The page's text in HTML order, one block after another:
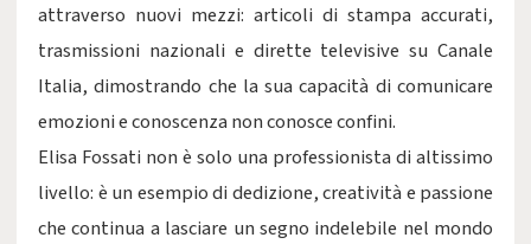
attraverso nuovi mezzi: articoli di stampa accurati,
trasmissioni nazionali e dirette televisive su Canale
Italia, dimostrando che la sua capacità di comunicare
emozioni e conoscenza non conosce confini.
Elisa Fossati non è solo una professionista di altissimo
livello: è un esempio di dedizione, creatività e passione
che continua a lasciare un segno indelebile nel mondo